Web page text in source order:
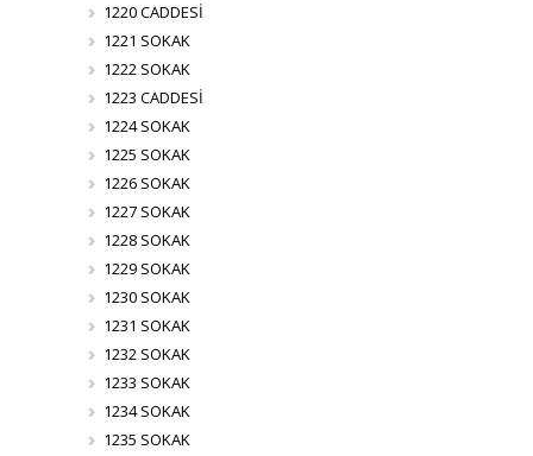
1220 CADDESİ
1221 SOKAK
1222 SOKAK
1223 CADDESİ
1224 SOKAK
1225 SOKAK
1226 SOKAK
1227 SOKAK
1228 SOKAK
1229 SOKAK
1230 SOKAK
1231 SOKAK
1232 SOKAK
1233 SOKAK
1234 SOKAK
1235 SOKAK